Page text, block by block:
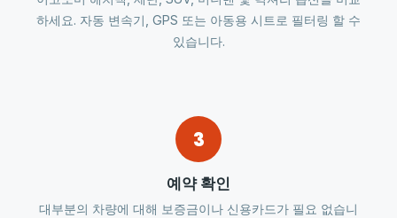
하세요. 자동 변속기, GPS 또는 아동용 시트로 필터링 할 수
있습니다.
3
예약 확인
대부분의 차량에 대해 보증금이나 신용카드가 필요 없습니